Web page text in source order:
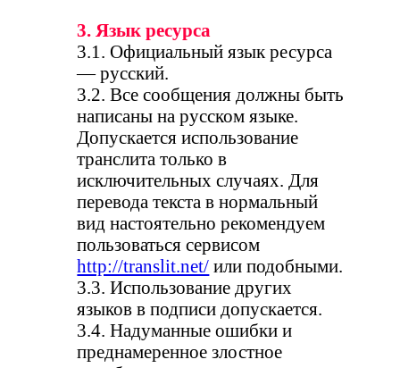
3. Язык ресурса
3.1. Официальный язык ресурса
— русский.
3.2. Все сообщения должны быть
написаны на русском языке.
Допускается использование
транслита только в
исключительных случаях. Для
перевода текста в нормальный
вид настоятельно рекомендуем
пользоваться сервисом
http://translit.net/ или подобными.
3.3. Использование других
языков в подписи допускается.
3.4. Надуманные ошибки и
преднамеренное злостное